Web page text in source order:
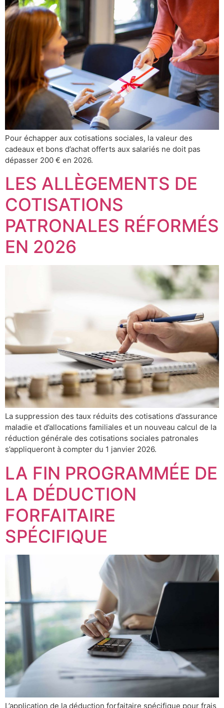
Pour échapper aux cotisations sociales, la valeur des
cadeaux et bons d’achat offerts aux salariés ne doit pas
dépasser 200 € en 2026.
LES ALLÈGEMENTS DE
COTISATIONS
PATRONALES RÉFORMÉS
EN 2026
La suppression des taux réduits des cotisations d’assurance
maladie et d’allocations familiales et un nouveau calcul de la
réduction générale des cotisations sociales patronales
s’appliqueront à compter du 1 janvier 2026.
LA FIN PROGRAMMÉE DE
LA DÉDUCTION
FORFAITAIRE
SPÉCIFIQUE
L’application de la déduction forfaitaire spécifique pour frais